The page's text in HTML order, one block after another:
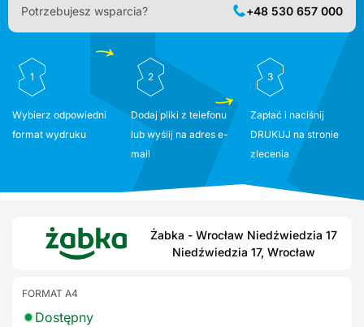
Potrzebujesz wsparcia? +48 530 657 000
1
Wybierz odpowiedni
format wydruku
2
Dodaj pliki z telefonu
lub wyślij na adres e-
mail
3
Zapłać i naciśnij
DRUKUJ na stronie
zlecenia
Żabka - Wrocław Niedźwiedzia 17
Niedźwiedzia 17, Wrocław
FORMAT A4
Dostępny